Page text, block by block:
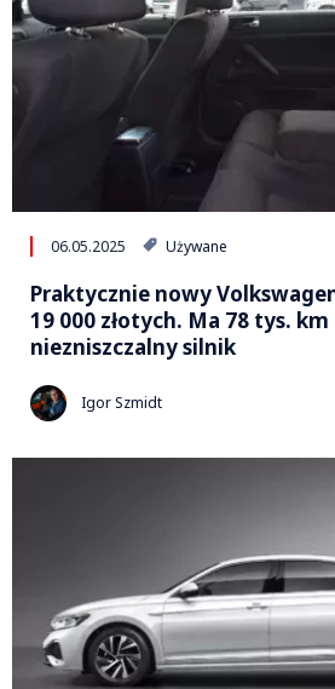
06.05.2025 Używane
Praktycznie nowy
19 000 złotych. Ma 78 tys.
niezniszczalny silnik
Igor Szmidt